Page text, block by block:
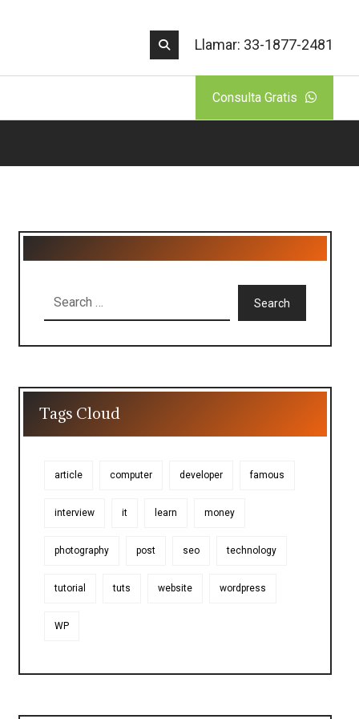
Llamar: 33-1877-2481
Consulta Gratis
Search
Tags Cloud
article computer developer famous
interview it learn money
photography post seo technology
tutorial tuts website wordpress
WP